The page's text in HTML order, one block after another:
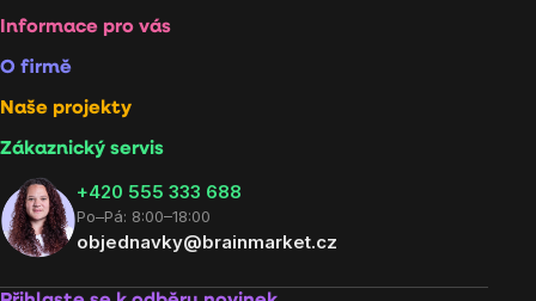
Informace pro vás
O firmě
Naše projekty
Zákaznický servis
‭+420 555 333 688
Po–Pá: 8:00–18:00
objednavky@brainmarket.cz